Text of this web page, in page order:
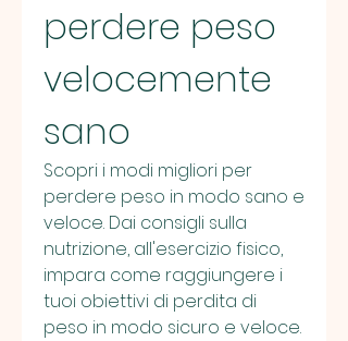
perdere peso
velocemente
sano
Scopri i modi migliori per
perdere peso in modo sano e
veloce. Dai consigli sulla
nutrizione, all'esercizio fisico,
impara come raggiungere i
tuoi obiettivi di perdita di
peso in modo sicuro e veloce.